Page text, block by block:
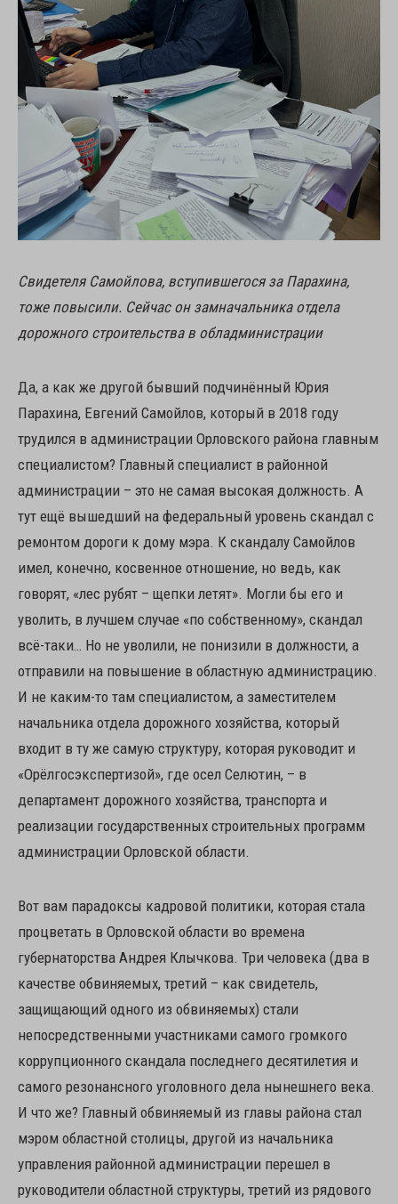
Свидетеля Самойлова, вступившегося за Парахина,
тоже повысили. Сейчас он замначальника отдела
дорожного строительства в обладминистрации
Да, а как же другой бывший подчинённый Юрия
Парахина, Евгений Самойлов, который в 2018 году
трудился в администрации Орловского района главным
специалистом? Главный специалист в районной
администрации – это не самая высокая должность. А
тут ещё вышедший на федеральный уровень скандал с
ремонтом дороги к дому мэра. К скандалу Самойлов
имел, конечно, косвенное отношение, но ведь, как
говорят, «лес рубят – щепки летят». Могли бы его и
уволить, в лучшем случае «по собственному», скандал
всё-таки… Но не уволили, не понизили в должности, а
отправили на повышение в областную администрацию.
И не каким-то там специалистом, а заместителем
начальника отдела дорожного хозяйства, который
входит в ту же самую структуру, которая руководит и
«Орёлгосэкспертизой», где осел Селютин, – в
департамент дорожного хозяйства, транспорта и
реализации государственных строительных программ
администрации Орловской области.
Вот вам парадоксы кадровой политики, которая стала
процветать в Орловской области во времена
губернаторства Андрея Клычкова. Три человека (два в
качестве обвиняемых, третий – как свидетель,
защищающий одного из обвиняемых) стали
непосредственными участниками самого громкого
коррупционного скандала последнего десятилетия и
самого резонансного уголовного дела нынешнего века.
И что же? Главный обвиняемый из главы района стал
мэром областной столицы, другой из начальника
управления районной администрации перешел в
руководители областной структуры, третий из рядового